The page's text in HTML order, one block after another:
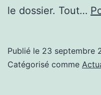
le dossier. Tout…
Publié le 23 septembre
Catégorisé comme